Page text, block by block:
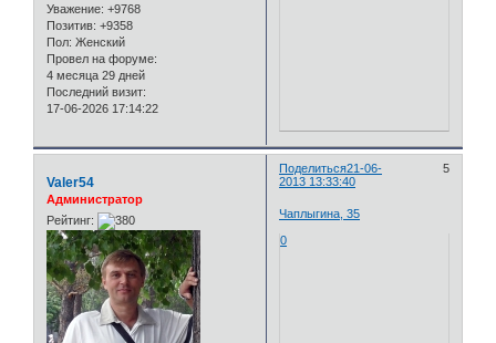
Уважение: +9768
Позитив: +9358
Пол: Женский
Провел на форуме:
4 месяца 29 дней
Последний визит:
17-06-2026 17:14:22
Поделиться 5
21-06-
2013 13:33:40
Valer54
Администратор
Рейтинг:
Чаплыгина, 35
0